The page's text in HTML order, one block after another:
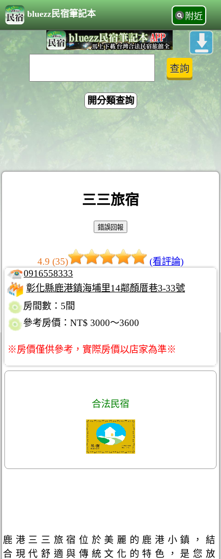
bluezz民宿筆記本 附近
開分類查詢
三三旅宿
4.9 (35)
(看評論)
0916558333
彰化縣鹿港鎮海埔里14鄰顏厝巷3-33號
房間數：5間
參考房價：NT$ 3000～3600
※房價僅供參考，實際房價以店家為準※
合法民宿
鹿港三三旅宿位於美麗的鹿港小鎮，結
合現代舒適與傳統文化的特色，是您放